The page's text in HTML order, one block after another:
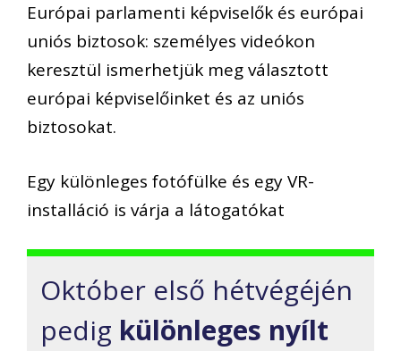
Európai parlamenti képviselők és európai
uniós biztosok: személyes videókon
keresztül ismerhetjük meg választott
európai képviselőinket és az uniós
biztosokat.
Egy különleges fotófülke és egy VR-
installáció is várja a látogatókat
Október első hétvégéjén
pedig különleges nyílt